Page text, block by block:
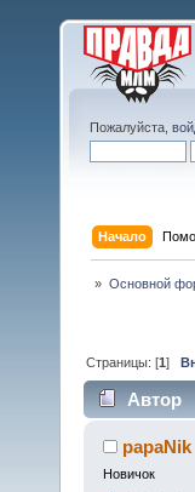
Пожалуйста,
Начало
» Основной
Страницы: [1]
Автор
papaNik
Новичок